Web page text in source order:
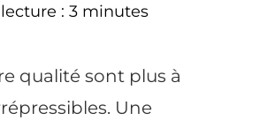
: 3 minutes
qualité sont plus à
Une